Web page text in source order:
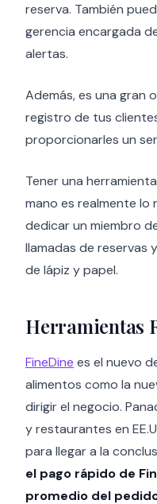
reserva. También
gerencia encargada
alertas.
Además, es una gran
registro de tus
proporcionarles un
Tener una
mano es realmente lo
dedicar un miembro
llamadas de reservas
de lápiz y papel.
Herramientas
FineDine es el nuevo
alimentos como la
dirigir el negocio.
y restaurantes en
para llegar a la
el pago rápido de
promedio del